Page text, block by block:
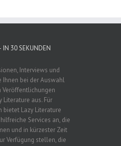
IN 30 SEKUNDEN
Interviews und
Ihnen bei der Auswahl
Veröffentlichungen
Literature aus. Für
bietet Lazy Literature
Services an, die
und in kürzester Zeit
Verfügung stellen, die